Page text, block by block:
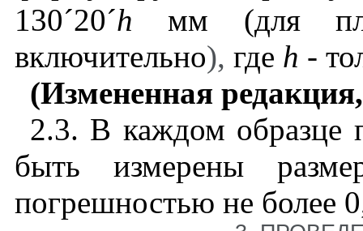
130´20´h мм (для
включительно), где h -
(Измененная
2.3. В каждом образце
быть измерены
погрешностью не более